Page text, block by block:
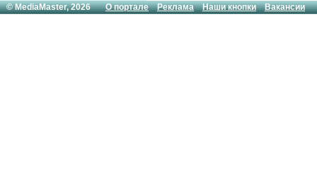
© MediaMaster, 2026О портале Реклама Наши кнопки Вакансии